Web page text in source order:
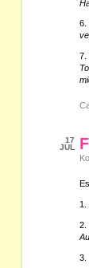
6.
7.
17
JUL
2.
3.